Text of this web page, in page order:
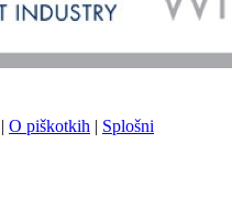
| O piškotkih | Splošni